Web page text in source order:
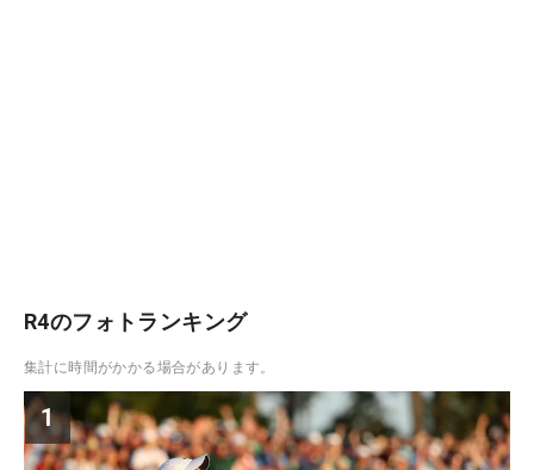
R4のフォトランキング
集計に時間がかかる場合があります。
1